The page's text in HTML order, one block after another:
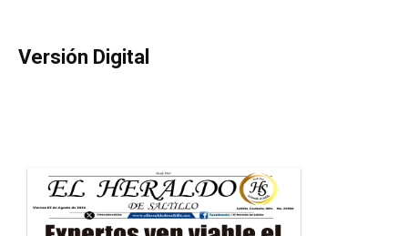
Versión Digital